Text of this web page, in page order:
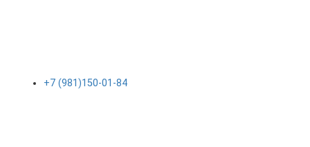
+7 (981)150-01-84